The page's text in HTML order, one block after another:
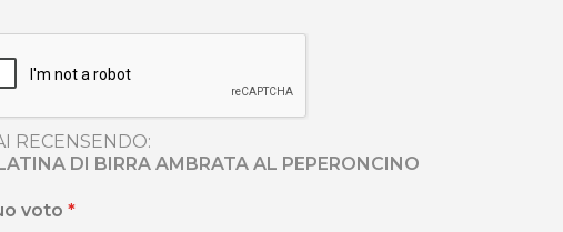
RECENSENDO:
DI BIRRA AMBRATA AL PEPERONCINO
voto